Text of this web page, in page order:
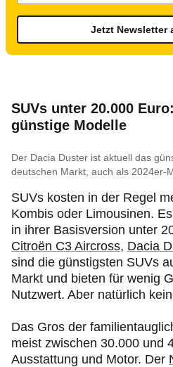
Jetzt Newsletter
SUVs unter 20.000
günstige Modelle
Der Dacia Duster ist aktuell das
deutschen Markt, auch als 2024er-
SUVs kosten in der Regel
Kombis oder Limousinen.
in ihrer Basisversion unter
Citroën C3 Aircross, Dacia
sind die günstigsten SUVs
Markt und bieten für wenig
Nutzwert. Aber natürlich
Das Gros der
meist zwischen 30.000 und
Ausstattung und Motor. Der